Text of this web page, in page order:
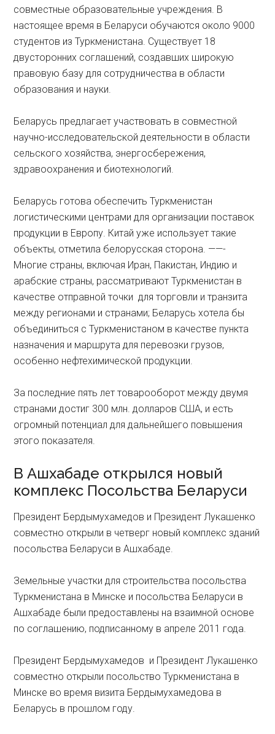
совместные образовательные учреждения. В
настоящее время в Беларуси обучаются около 9000
студентов из Туркменистана. Существует 18
двусторонних соглашений, создавших широкую
правовую базу для сотрудничества в области
образования и науки.
Беларусь предлагает участвовать в совместной
научно-исследовательской деятельности в области
сельского хозяйства, энергосбережения,
здравоохранения и биотехнологий.
Беларусь готова обеспечить Туркменистан
логистическими центрами для организации поставок
продукции в Европу. Китай уже использует такие
объекты, отметила белорусская сторона. ——-
Многие страны, включая Иран, Пакистан, Индию и
арабские страны, рассматривают Туркменистан в
качестве отправной точки для торговли и транзита
между регионами и странами; Беларусь хотела бы
объединиться с Туркменистаном в качестве пункта
назначения и маршрута для перевозки грузов,
особенно нефтехимической продукции.
За последние пять лет товарооборот между двумя
странами достиг 300 млн. долларов США, и есть
огромный потенциал для дальнейшего повышения
этого показателя.
В Ашхабаде открылся новый
комплекс Посольства Беларуси
Президент Бердымухамедов и Президент Лукашенко
совместно открыли в четверг новый комплекс зданий
посольства Беларуси в Ашхабаде.
Земельные участки для строительства посольства
Туркменистана в Минске и посольства Беларуси в
Ашхабаде были предоставлены на взаимной основе
по соглашению, подписанному в апреле 2011 года.
Президент Бердымухамедов и Президент Лукашенко
совместно открыли посольство Туркменистана в
Минске во время визита Бердымухамедова в
Беларусь в прошлом году.